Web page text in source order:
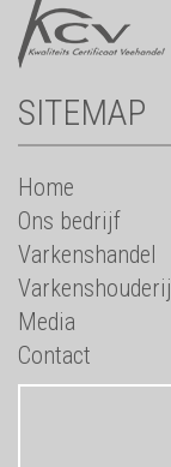
SITEMAP
Home
Ons bedrijf
Varkenshandel
Varkenshouderij
Media
Contact